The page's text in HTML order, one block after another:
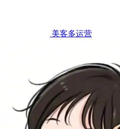
美客多运营